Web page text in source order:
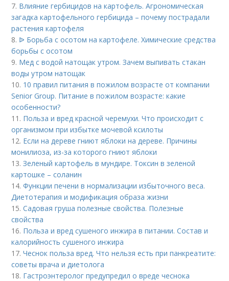
7. Влияние гербицидов на картофель. Агрономическая
загадка картофельного гербицида – почему пострадали
растения картофеля
8. ᐉ Борьба с осотом на картофеле. Химические средства
борьбы с осотом
9. Мед с водой натощак утром. Зачем выпивать стакан
воды утром натощак
10. 10 правил питания в пожилом возрасте от компании
Senior Group. Питание в пожилом возрасте: какие
особенности?
11. Польза и вред красной черемухи. Что происходит с
организмом при избытке мочевой ксилоты
12. Если на дереве гниют яблоки на дереве. Причины
монилиоза, из-за которого гниют яблоки
13.Зеленый картофель в мундире. Токсин в зеленой
картошке – соланин
14.Функции печени в нормализации избыточного веса.
Диетотерапия и модификация образа жизни
15.Садовая груша полезные свойства. Полезные
свойства
16. Польза и вред сушеного инжира в питании. Состав и
калорийность сушеного инжира
17.Чеснок польза вред. Что нельзя есть при панкреатите:
советы врача и диетолога
18. Гастроэнтеролог предупредил о вреде чеснока